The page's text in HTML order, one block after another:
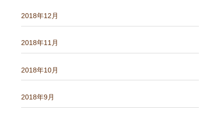
2018年12月
2018年11月
2018年10月
2018年9月